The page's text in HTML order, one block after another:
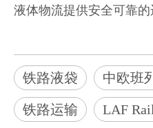
液体物流提供安全可靠的
铁路液袋 中欧班
铁路运输 LAF